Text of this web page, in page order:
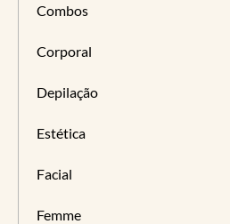
Combos
Corporal
Depilação
Estética
Facial
Femme